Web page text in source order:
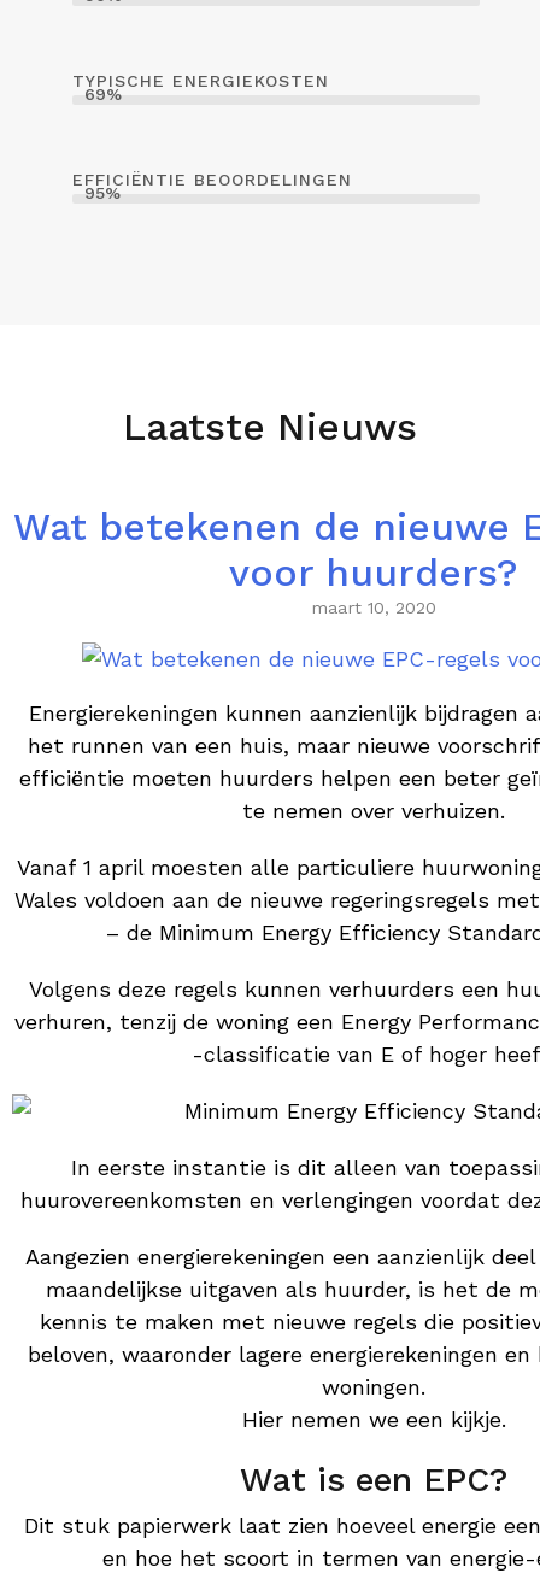
TYPISCHE ENERGIEKOSTEN
69%
EFFICIËNTIE BEOORDELINGEN
95%
Laatste Nieuws
Wat betekenen de nieuwe
voor huurders?
maart 10, 2020
Energierekeningen kunnen aanzienlijk bijdragen
het runnen van een huis, maar nieuwe
efficiëntie moeten huurders helpen een beter
te nemen over verhuizen.
Vanaf 1 april moesten alle particuliere
Wales voldoen aan de nieuwe regeringsregels
– de Minimum Energy Efficiency
Volgens deze regels kunnen verhuurders een
verhuren, tenzij de woning een Energy
-classificatie van E of hoger
In eerste instantie is dit alleen van
huurovereenkomsten en verlengingen voordat
Aangezien energierekeningen een aanzienlijk
maandelijkse uitgaven als huurder, is het de
kennis te maken met nieuwe regels die
beloven, waaronder lagere energierekeningen
woningen.
Hier nemen we een kijkje.
Wat is een EPC?
Dit stuk papierwerk laat zien hoeveel energie
en hoe het scoort in termen van